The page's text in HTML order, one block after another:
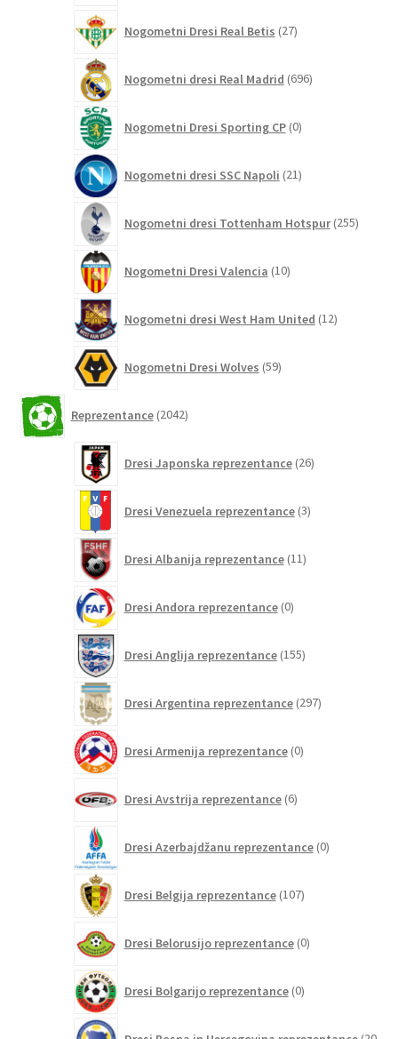
Nogometni Dresi Real Betis 27izdelkov
Nogometni dresi Real Madrid 696izdelkov
Nogometni Dresi Sporting CP 0izdelkov
Nogometni dresi SSC Napoli 21izdelkov
Nogometni dresi Tottenham Hotspur 255
Nogometni Dresi Valencia 10izdelkov
Nogometni dresi West Ham United 12izdelkov
Nogometni Dresi Wolves 59izdelkov
Reprezentance 2042izdelkov
Dresi Japonska reprezentance 26izdelkov
Dresi Venezuela reprezentance 3izdelki
Dresi Albanija reprezentance 11izdelkov
Dresi Andora reprezentance 0izdelkov
Dresi Anglija reprezentance 155izdelkov
Dresi Argentina reprezentance 297izdelkov
Dresi Armenija reprezentance 0izdelkov
Dresi Avstrija reprezentance 6izdelkov
Dresi Azerbajdžanu reprezentance 0izdelkov
Dresi Belgija reprezentance 107izdelkov
Dresi Belorusijo reprezentance 0izdelkov
Dresi Bolgarijo reprezentance 0izdelkov